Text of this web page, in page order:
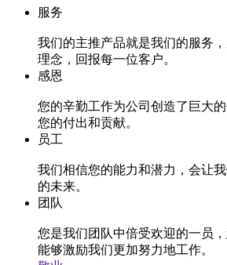
服务
我们的主推产品就是我们的服务
理念，回报每一位客户。
感恩
您的辛勤工作为公司创造了巨大
您的付出和贡献。
员工
我们相信您的能力和潜力，会让
的未来。
团队
您是我们团队中倍受欢迎的一员
能够激励我们更加努力地工作。